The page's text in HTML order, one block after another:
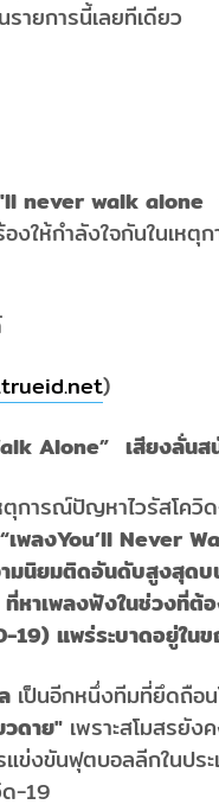
ายการนี้เลยทีเดียว
never walk alone
องให้กำลังใจกันในเห
)
Alone” เสียงลั่น
ตุการณ์ปัญหาไวรัสโค
“เพลงYou’ll Never
มนิยมติดอันดับสูงสุดบ
หาเพลงฟังในช่วงที่ต้
19) แพร่ระบาดอยู่ใน
เป็นอีกหนึ่งทีมที่ยึดถือ
วดาย" เพราะสโมสรยั
ข่งขันฟุตบอลลีกในปร
ด-19